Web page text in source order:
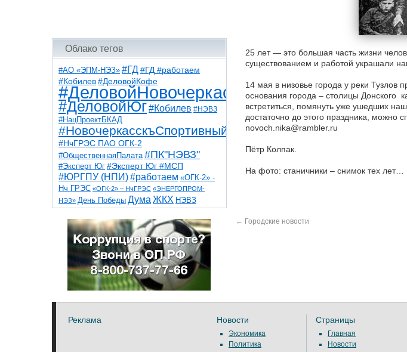
Облако тегов
#АО «ЭПМ-НЭЗ» #ГД #ГД #работаем
#Кобилев #ДеловойКофе
#ДеловойНовочеркасск
#ДеловойЮг#Кобилев #НЭВЗ
#НацПроектБКАД
#НовочеркасскъСпортивный
#НчГРЭС ПАО ОГК-2
#ОбщественнаяПалата #ПК"НЭВЗ"
#Эксперт Юг #Эксперт Юг #МСП
#ЮРГПУ (НПИ)#работаем «ОГК-2» -
Нч ГРЭС «ОГК-2» – НчГРЭС «ЭНЕРГОПРОМ-
НЭЗ» День Победы Дума ЖКХ НЭВЗ
НчГРЭС ТНТ
благоустройствоветераны выборы
детидороги казаки коррупция космос
общественная палата парк пожар роща
спорт театр транспорт художники
25 лет — это большая часть жизни
существованием и работой украшали
14 мая в низовье города у реки
основания города – столицы Донского
встретиться, помянуть уже ушедших
достаточно до этого праздника,
novoch.nika@rambler.ru
Пётр Колпак.
На фото: станичники – снимок тех
← Городские новости
Реклама Новости
Экономика
Политика
Страницы
Главная
Новости